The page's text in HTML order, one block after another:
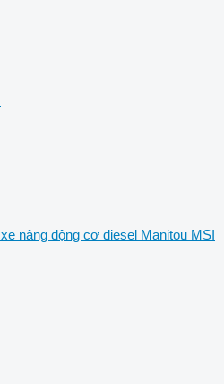
xe nâng động cơ diesel Manitou MSI